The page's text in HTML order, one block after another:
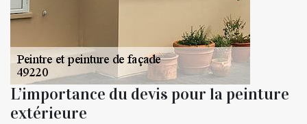
L’importance du devis pour la peinture
extérieure